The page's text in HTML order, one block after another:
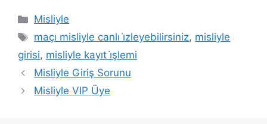
Kategoriler
Misliyle
Etiketler
maçı misliyle canlı i̇zleyebilirsiniz, misliyle
girisi, misliyle kayıt i̇şlemi
Misliyle Giriş Sorunu
Misliyle VIP Üye